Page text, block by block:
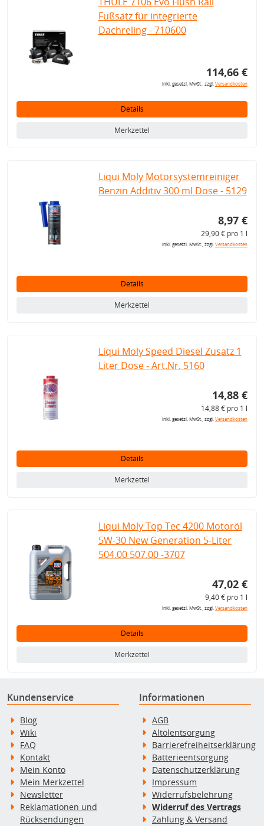
Fußsatz für integrierte
Dachreling - 710600
114,66 €
inkl. gesetzl. MwSt., zzgl.Versandkosten
Details
Merkzettel
Liqui Moly Motorsystemreiniger
Benzin Additiv 300 ml Dose - 5129
8,97 €
29,90 € pro 1 l
inkl. gesetzl. MwSt., zzgl.Versandkosten
Details
Merkzettel
Liqui Moly Speed Diesel Zusatz 1
Liter Dose - Art.Nr. 5160
14,88 €
14,88 € pro 1 l
inkl. gesetzl. MwSt., zzgl.Versandkosten
Details
Merkzettel
Liqui Moly Top Tec 4200 Motoröl
5W-30 New Generation 5-Liter
504.00 507.00 -3707
47,02 €
9,40 € pro 1 l
inkl. gesetzl. MwSt., zzgl.Versandkosten
Details
Merkzettel
Kundenservice
Blog
Wiki
FAQ
Kontakt
Mein Konto
Mein Merkzettel
Newsletter
Reklamationen und
Rücksendungen
Informationen
AGB
Altölentsorgung
Barrierefreiheitserklärung
Batterieentsorgung
Datenschutzerklärung
Impressum
Widerrufsbelehrung
Widerruf des Vertrags
Zahlung & Versand